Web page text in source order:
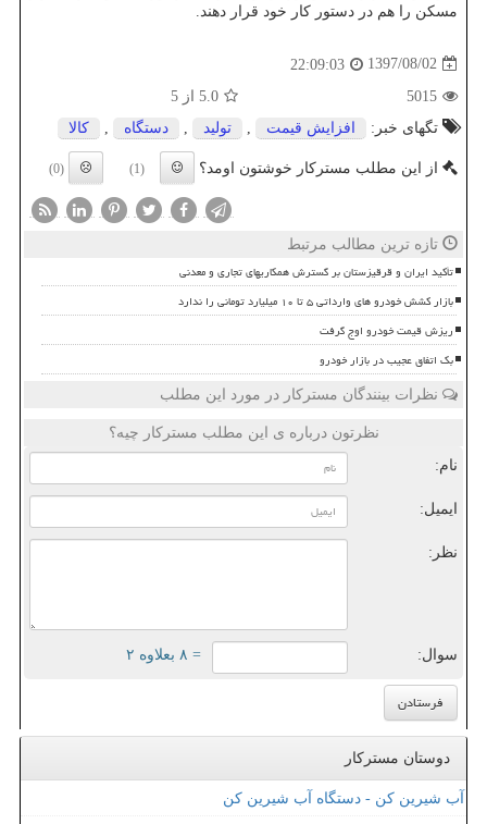
مسكن را هم در دستور كار خود قرار دهند.
1397/08/02
22:09:03
5015
5.0 از 5
تگهای خبر:
افزایش قیمت , تولید , دستگاه , كالا
از این مطلب مسترکار خوشتون اومد؟ (1)
(0)
تازه ترین مطالب مرتبط
تأکید ایران و قرقیزستان بر گسترش همکاریهای تجاری و معدنی
بازار کشش خودرو های وارداتی ۵ تا ۱۰ میلیارد تومانی را ندارد
ریزش قیمت خودرو اوج گرفت
بک اتفاق عجیب در بازار خودرو
نظرات بینندگان مسترکار در مورد این مطلب
نظرتون درباره ی این مطلب مسترکار چیه؟
نام:
ایمیل:
نظر:
سوال: = ۸ بعلاوه ۲
دوستان مسترکار
آب شیرین کن - دستگاه آب شیرین کن